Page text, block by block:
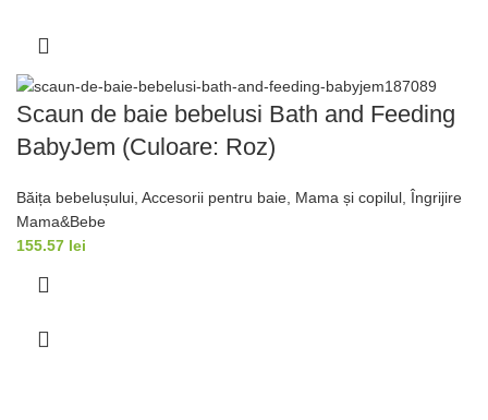
Scaun de baie bebelusi Bath and Feeding
BabyJem (Culoare: Roz)
Băița bebelușului Accesorii pentru baie Mama și copilul Îngrijire
Mama&Bebe
155.57 lei